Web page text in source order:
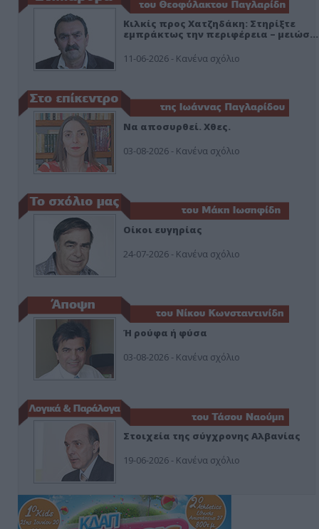
Κιλκίς προς Χατζηδάκη: Στηρίξτε
εμπράκτως την περιφέρεια – μειώσ…
11-06-2026 - Κανένα σχόλιο
Να αποσυρθεί. Χθες.
03-08-2026 - Κανένα σχόλιο
Οίκοι ευγηρίας
24-07-2026 - Κανένα σχόλιο
Ή ρούφα ή φύσα
03-08-2026 - Κανένα σχόλιο
Στοιχεία της σύγχρονης Αλβανίας
19-06-2026 - Κανένα σχόλιο